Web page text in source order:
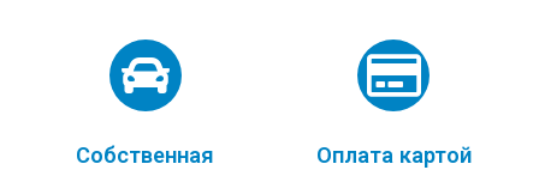
Собственная
Оплата картой